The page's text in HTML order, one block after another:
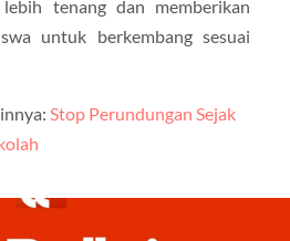
lebih tenang dan memberikan
untuk berkembang sesuai
Stop Perundungan Sejak